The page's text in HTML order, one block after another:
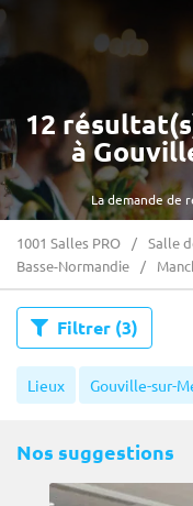
La demande de
12
à
1001 Salles PRO Salle
Basse-Normandie
Filtrer (3)
Lieux Gouville-sur-
Nos suggestions